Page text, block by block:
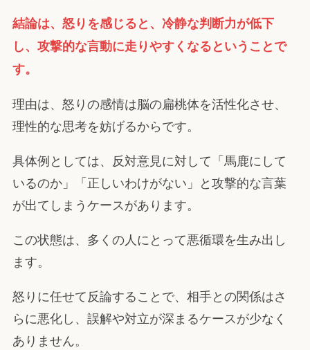
結論は、怒りを感じると、冷静な判断力が低下
し、攻撃的な言動に走りやすくなるということで
す。
理由は、怒りの感情は脳の扁桃体を活性化させ、
理性的な思考を妨げるからです。
具体例としては、反対意見に対して「馬鹿にして
いるのか」「正しいわけがない」と攻撃的な言葉
が出てしまうケースがあります。
この状態は、多くの人にとって悪循環を生み出し
ます。
怒りに任せて反論することで、相手との関係はさ
らに悪化し、誤解や対立が深まるケースが少なく
ありません。